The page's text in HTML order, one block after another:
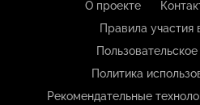
О проекте
Правила участия
Политика
Рекомендательные